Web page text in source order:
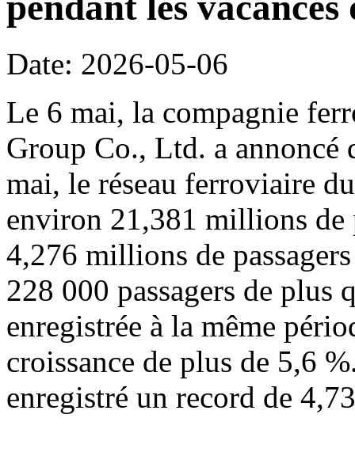
Date: 2026-05-06
Le 6 mai, la compagnie
Group Co., Ltd. a annoncé
mai, le réseau ferroviaire
environ 21,381 millions de
4,276 millions de
228 000 passagers de plus
enregistrée à la même
croissance de plus de 5,6
enregistré un record de